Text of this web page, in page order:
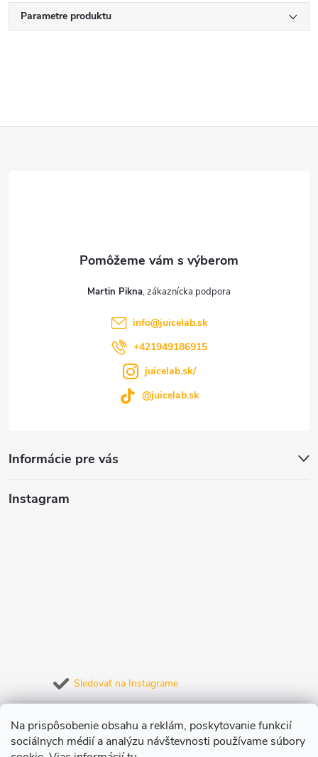
Na prispôsobenie obsahu a reklám, poskytovanie funkcií
sociálnych médií a analýzu návštevnosti používame súbory
Parametre produktu
Informácie pre vás
Martin Pikna
info@juicelab.sk
+421949186915
juicelab.sk/
@juicelab.sk
Instagram
Sledovať na Instagrame
Prijímame online platby